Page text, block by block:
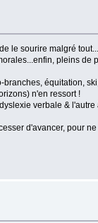
le sourire malgré
pleins de
équitation,
n'en ressort !
verbale &
d'avancer, pour